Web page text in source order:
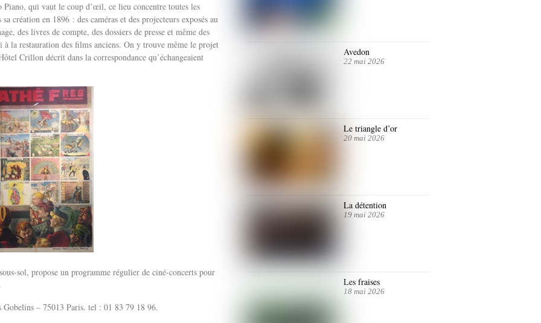
Piano, qui vaut le coup d’œil, ce lieu concentre toutes les
création en 1896 : des caméras et des projecteurs exposés au
des livres de compte, des dossiers de presse et même des
à la restauration des films anciens. On y trouve même le projet
Crillon décrit dans la correspondance qu’échangeaient
sol, propose un programme régulier de ciné-concerts pour
Gobelins – 75013 Paris. tel : 01 83 79 18 96.
Avedon
22 mai 2026
Le triangle d’or
20 mai 2026
La détention
19 mai 2026
Les fraises
18 mai 2026